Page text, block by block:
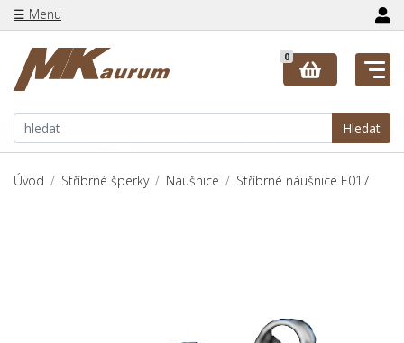
☰ Menu
Hledat
0
Úvod Stříbrné šperky Náušnice Stříbrné náušnice E017